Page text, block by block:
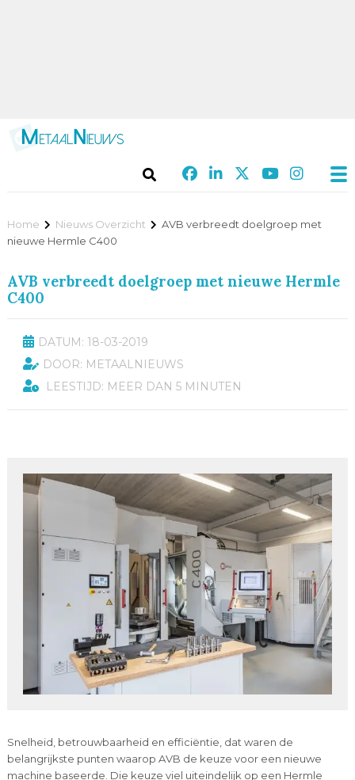
Home Nieuws Overzicht
AVB verbreedt doelgroep met
nieuwe Hermle C400
AVB verbreedt doelgroep met nieuwe Hermle
C400
DATUM: 18-03-2019
DOOR: METAALNIEUWS
LEESTIJD: MEER DAN 5 MINUTEN
Snelheid, betrouwbaarheid en efficiëntie, dat waren de
belangrijkste punten waarop AVB de keuze voor een nieuwe
machine baseerde. Die keuze viel uiteindelijk op een Hermle